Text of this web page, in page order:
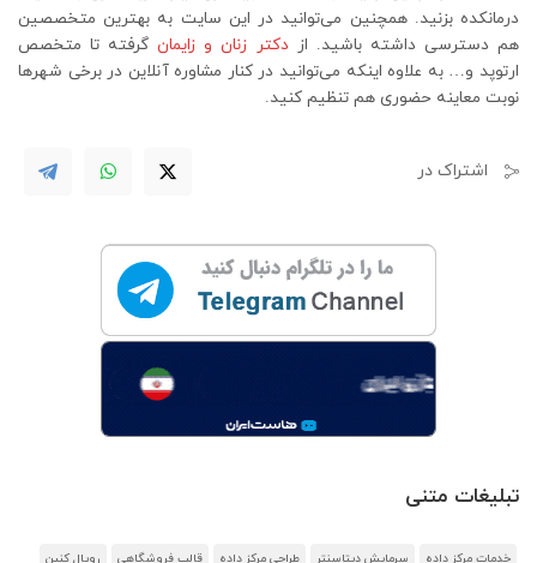
درمانکده بزنید. همچنین می‌توانید در این سایت به بهترین متخصصین
هم دسترسی داشته باشید. ازدکتر زنان و زایمانگرفته تا متخصص
ارتوپد و… به علاوه اینکه می‌توانید در کنار مشاوره آنلاین در برخی شهرها
نوبت معاینه حضوری هم تنظیم کنید.
اشتراک در
تبلیغات متنی
خدمات مرکز داده سرمایش دیتاسنتر طراحی مرکز داده قالب فروشگاهی رویال کنین